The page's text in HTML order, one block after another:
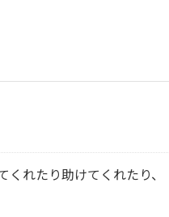
れたり助けてくれたり、